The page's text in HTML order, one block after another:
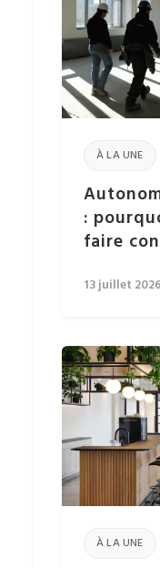
À LA UNE
:
faire
13 juillet 2026
À LA UNE